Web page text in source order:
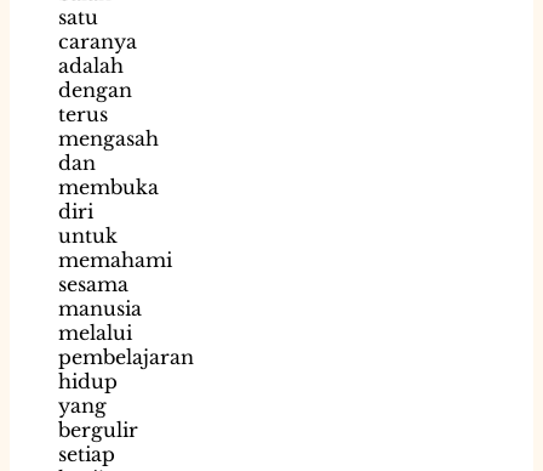
satu
caranya
adalah
dengan
terus
mengasah
dan
membuka
diri
untuk
memahami
sesama
manusia
melalui
pembelajaran
hidup
yang
bergulir
setiap